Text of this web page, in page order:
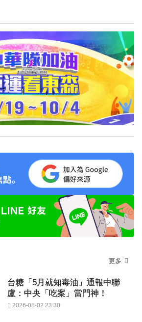
更多
台糖「5月就知毒油」通報中聯
盧：中央「吃案」當門神！
2026-08-02 23:30